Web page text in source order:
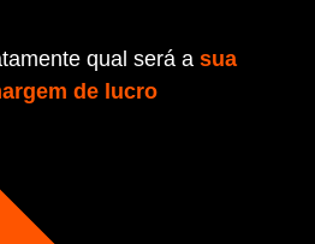
qual será a sua
de lucro